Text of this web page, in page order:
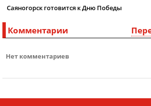
Саяногорск готовится к Дню Победы
Комментарии
Нет комментариев